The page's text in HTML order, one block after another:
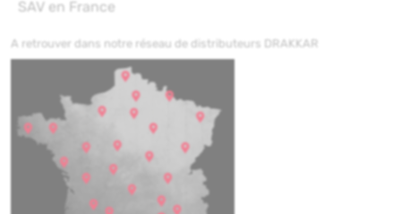
SAV en France
A retrouver dans notre réseau de distributeurs DRAKKAR